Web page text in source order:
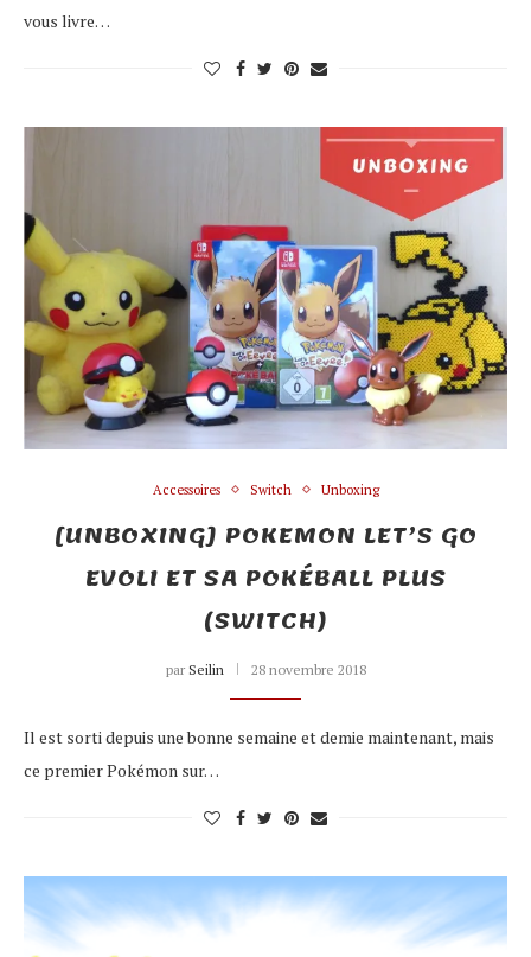
vous livre…
Accessoires Switch Unboxing
[UNBOXING] POKEMON LET’S GO
EVOLI ET SA POKÉBALL PLUS
(SWITCH)
par Seilin 28 novembre 2018
Il est sorti depuis une bonne semaine et demie maintenant, mais
ce premier Pokémon sur…